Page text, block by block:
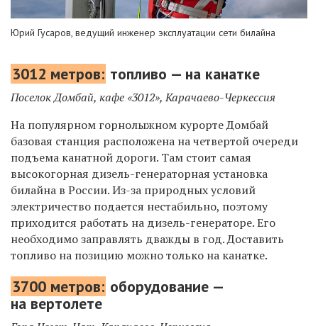
Юрий Гусаров, ведущий инженер эксплуатации сети билайна
3012 метров: топливо — на канатке
Поселок Домбай, кафе «3012», Карачаево-Черкессия
На популярном горнолыжном курорте Домбай
базовая станция расположена на четвертой очереди
подъема канатной дороги. Там стоит самая
высокогорная дизель-генераторная установка
билайна в России. Из-за природных условий
электричество подается нестабильно, поэтому
приходится работать на дизель-генераторе. Его
необходимо заправлять дважды в год. Доставить
топливо на позицию можно только на канатке.
3700 метров: оборудование —
на вертолете